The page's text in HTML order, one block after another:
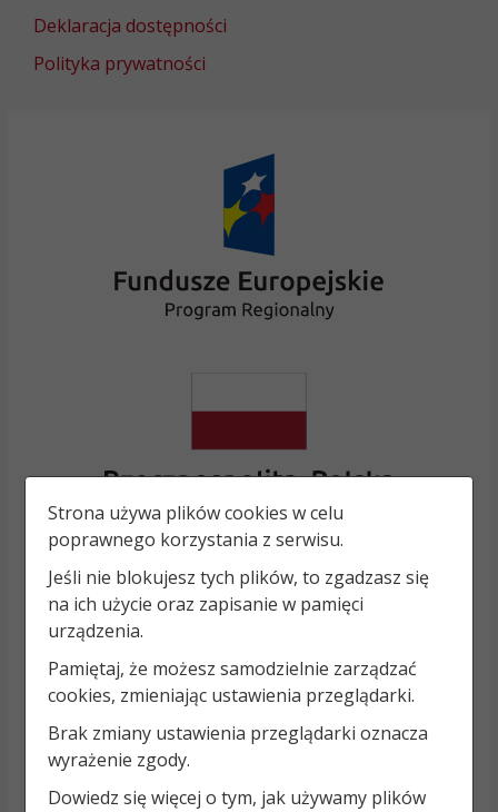
Deklaracja dostępności
Polityka prywatności
Strona używa plików cookies w celu
poprawnego korzystania z serwisu.
Jeśli nie blokujesz tych plików, to zgadzasz się
na ich użycie oraz zapisanie w pamięci
urządzenia.
Pamiętaj, że możesz samodzielnie zarządzać
cookies, zmieniając ustawienia przeglądarki.
Brak zmiany ustawienia przeglądarki oznacza
wyrażenie zgody.
Dowiedz się więcej o tym, jak używamy plików